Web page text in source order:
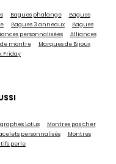
Bagues phalange
Bagues
Bagues 3 anneaux
Bagues
personnalisées
Alliances
montre
Marques de Bijoux
Friday
Lotus
Montres pas cher
personnalisés
Montres
perle